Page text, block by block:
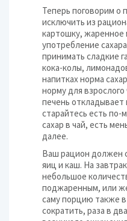
Теперь поговорим о
исключить из
картошку, жаренное
употребление
принимать сладкие
кока-колы,
напитках норма
норму для
печень
старайтесь есть по-
сахар в чай, есть
далее.
Ваш рацион должен
яиц и каш. На
небольшое
поджаренным, или
саму порцию также
сократить, раза в